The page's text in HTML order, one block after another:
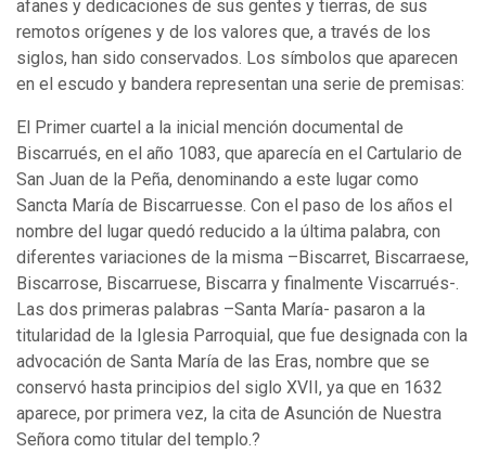
afanes y dedicaciones de sus gentes y tierras, de sus
remotos orígenes y de los valores que, a través de los
siglos, han sido conservados. Los símbolos que aparecen
en el escudo y bandera representan una serie de premisas:
El Primer cuartel a la inicial mención documental de
Biscarrués, en el año 1083, que aparecía en el Cartulario de
San Juan de la Peña, denominando a este lugar como
Sancta María de Biscarruesse. Con el paso de los años el
nombre del lugar quedó reducido a la última palabra, con
diferentes variaciones de la misma –Biscarret, Biscarraese,
Biscarrose, Biscarruese, Biscarra y finalmente Viscarrués-.
Las dos primeras palabras –Santa María- pasaron a la
titularidad de la Iglesia Parroquial, que fue designada con la
advocación de Santa María de las Eras, nombre que se
conservó hasta principios del siglo XVII, ya que en 1632
aparece, por primera vez, la cita de Asunción de Nuestra
Señora como titular del templo.?